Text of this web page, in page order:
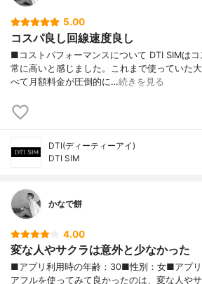
5.00
コスパ良し回線速度良し
■コストパフォーマンスについて DTI SIMは
常に高いと感じました。これまで使っていた
べて月額料金が圧倒的に…続きを見る
DTI(ディーティーアイ)
DTI SIM
かなで餅
4.00
変な人やサクラは意外と少なかった
■アプリ利用時の年齢：30■性別：女■アプ
アフルを使ってみて良かったのは、変な人や